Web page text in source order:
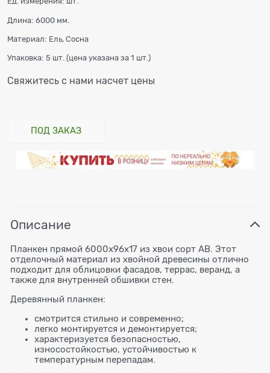
Длина: 6000 мм.
Материал: Ель, Сосна
Упаковка: 5 шт. (цена указана за 1 шт.)
Свяжитесь с нами насчет цены
ПОД ЗАКАЗ
Описание
Планкен прямой 6000х96х17 из хвои сорт АВ. Этот
отделочный материал из хвойной древесины отлично
подходит для облицовки фасадов, террас, веранд, а
также для внутренней обшивки стен.
Деревянный планкен:
смотрится стильно и современно;
легко монтируется и демонтируется;
характеризуется безопасностью,
износостойкостью, устойчивостью к
температурным перепадам.